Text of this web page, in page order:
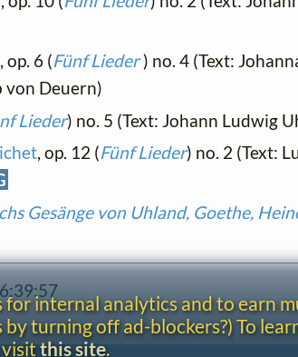
, op. 6 (Fünf Lieder) no. 4 (Text:
von Deuern)
Lieder) no. 5 (Text: Johann Ludwig
, op. 12 (Fünf Lieder) no. 2 (Text:
Gesänge von Uhland, Goethe,
for internal analytics and to earn
turning off ad-blockers?) To
visitthis site.